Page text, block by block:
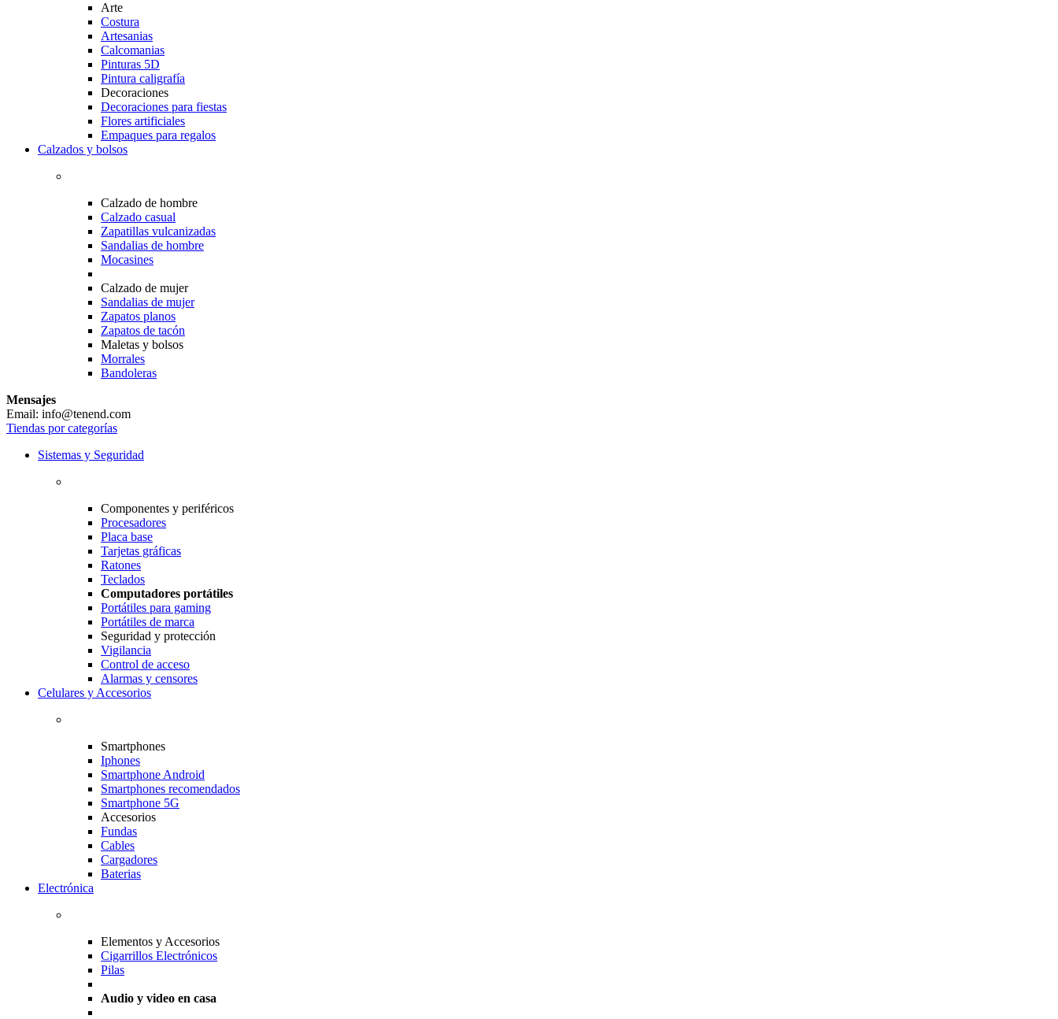
Arte
Costura
Artesanias
Calcomanias
Pinturas 5D
Pintura caligrafía
Decoraciones
Decoraciones para fiestas
Flores artificiales
Empaques para regalos
Calzados y bolsos
Calzado de hombre
Calzado casual
Zapatillas vulcanizadas
Sandalias de hombre
Mocasines
Calzado de mujer
Sandalias de mujer
Zapatos planos
Zapatos de tacón
Maletas y bolsos
Morrales
Bandoleras
Mensajes
Email: info@tenend.com
Tiendas por categorías
Sistemas y Seguridad
Componentes y periféricos
Procesadores
Placa base
Tarjetas gráficas
Ratones
Teclados
Computadores portátiles
Portátiles para gaming
Portátiles de marca
Seguridad y protección
Vigilancia
Control de acceso
Alarmas y censores
Celulares y Accesorios
Smartphones
Iphones
Smartphone Android
Smartphones recomendados
Smartphone 5G
Accesorios
Fundas
Cables
Cargadores
Baterias
Electrónica
Elementos y Accesorios
Cigarrillos Electrónicos
Pilas
Audio y video en casa